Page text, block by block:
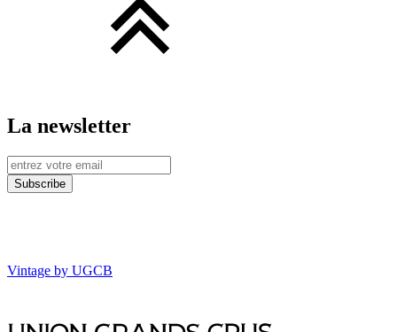
La newsletter
Vintage by UGCB